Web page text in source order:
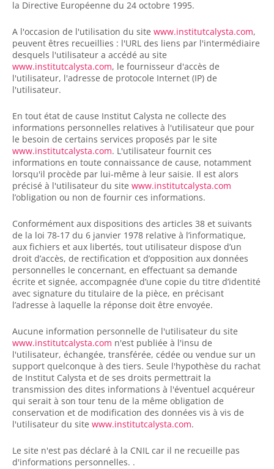
la Directive Européenne du 24 octobre 1995.
A l'occasion de l'utilisation du site www.institutcalysta.com,
peuvent êtres recueillies : l'URL des liens par l'intermédiaire
desquels l'utilisateur a accédé au site
www.institutcalysta.com, le fournisseur d'accès de
l'utilisateur, l'adresse de protocole Internet (IP) de
l'utilisateur.
En tout état de cause Institut Calysta ne collecte des
informations personnelles relatives à l'utilisateur que pour
le besoin de certains services proposés par le site
www.institutcalysta.com. L'utilisateur fournit ces
informations en toute connaissance de cause, notamment
lorsqu'il procède par lui-même à leur saisie. Il est alors
précisé à l'utilisateur du site www.institutcalysta.com
l’obligation ou non de fournir ces informations.
Conformément aux dispositions des articles 38 et suivants
de la loi 78-17 du 6 janvier 1978 relative à l’informatique,
aux fichiers et aux libertés, tout utilisateur dispose d’un
droit d’accès, de rectification et d’opposition aux données
personnelles le concernant, en effectuant sa demande
écrite et signée, accompagnée d’une copie du titre d’identité
avec signature du titulaire de la pièce, en précisant
l’adresse à laquelle la réponse doit être envoyée.
Aucune information personnelle de l'utilisateur du site
www.institutcalysta.com n'est publiée à l'insu de
l'utilisateur, échangée, transférée, cédée ou vendue sur un
support quelconque à des tiers. Seule l'hypothèse du rachat
de Institut Calysta et de ses droits permettrait la
transmission des dites informations à l'éventuel acquéreur
qui serait à son tour tenu de la même obligation de
conservation et de modification des données vis à vis de
l'utilisateur du site www.institutcalysta.com.
Le site n'est pas déclaré à la CNIL car il ne recueille pas
d'informations personnelles. .